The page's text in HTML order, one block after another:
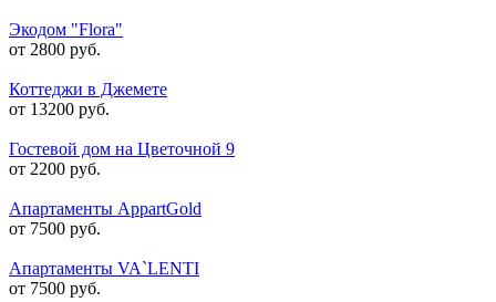
Экодом "Flora"
от 2800 руб.
Коттеджи в Джемете
от 13200 руб.
Гостевой дом на Цветочной 9
от 2200 руб.
Апартаменты AppartGold
от 7500 руб.
Апартаменты VA`LENTI
от 7500 руб.